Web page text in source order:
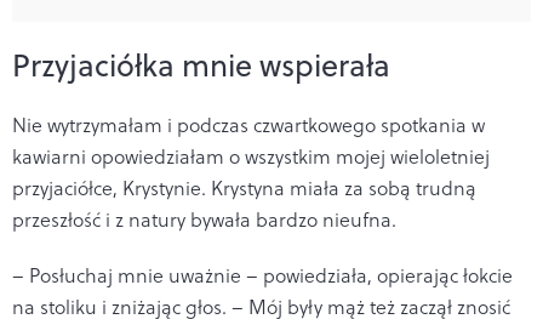
Przyjaciółka mnie wspierała
Nie wytrzymałam i podczas czwartkowego spotkania w
kawiarni opowiedziałam o wszystkim mojej wieloletniej
przyjaciółce, Krystynie. Krystyna miała za sobą trudną
przeszłość i z natury bywała bardzo nieufna.
– Posłuchaj mnie uważnie – powiedziała, opierając łokcie
na stoliku i zniżając głos. – Mój były mąż też zaczął znosić